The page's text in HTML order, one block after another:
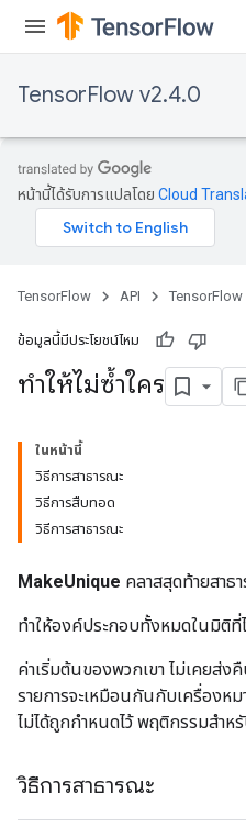
TensorFlow v2.4.0
หน้านี้ได้รับการแปลโดย Cloud
TensorFlow API TensorFlow
ข้อมูลนี้มีประโยชน์ไหม
ทำให้ไม่ซ้ำใคร
ในหน้านี้
วิธีการสาธารณะ
วิธีการสืบทอด
วิธีการสาธารณะ
MakeUnique คลาสสุดท้ายสาธ
ทำให้องค์ประกอบทั้งหมดในมิติ
ค่าเริ่มต้นของพวกเขา ไม่เคยส่
รายการจะเหมือนกันกับเครื่อง
ไม่ได้ถูกกำหนดไว้ พฤติกรรมสำห
วิธีการสาธารณะ